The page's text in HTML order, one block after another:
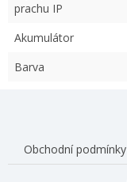
prachu IP
Akumulátor
Barva
Obchodní podmínky